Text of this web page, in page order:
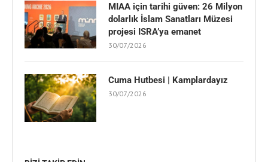
MIAA için tarihi güven: 26 Milyon
dolarlık İslam Sanatları Müzesi
projesi ISRA’ya emanet
30/07/2026
Cuma Hutbesi | Kamplardayız
30/07/2026